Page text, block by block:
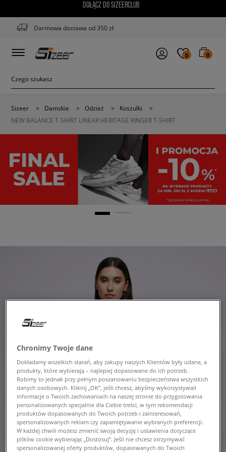
DOŁĄCZ DO SIZEERCLUB
Darmowa dostawa od 350 zł
0 0
Sizeer > Damskie > Odzież > Koszulki
>
NEW BALANCE T-SHIRT LINEAR HERITAGE RINGER T-SHIRT
Chronimy Twoje dane
Dokładamy wszelkich starań, aby zakupy naszych Klientów były udane, a
produkty, które wybierają – najlepiej dopasowane do ich potrzeb.
Robimy to jednak przy pełnym poszanowaniu bezpieczeństwa wszystkich
danych osobowych. Kliknij „OK”, jeśli chcesz, abyśmy wykorzystywali
informacje o Twoich zachowaniach na naszej stronie do przygotowania
personalizowanych specjalnie dla Ciebie treści, w tym rekomendacji
produktów dopasowanych do Twoich potrzeb i zainteresowań,
spersonalizowanych reklam czy zapamiętywanie wybranych preferencji.
W każdej chwili możesz zmienić swoją decyzję i ustawienia dotyczące
plików cookie wybierając „Dostosuj”. Jeśli nie chcesz otrzymywać
spersonalizowanej oferty produktów, dopasowanych do Twoich